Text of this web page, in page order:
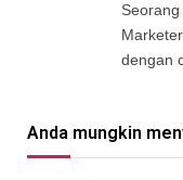
dengan
Anda mungkin